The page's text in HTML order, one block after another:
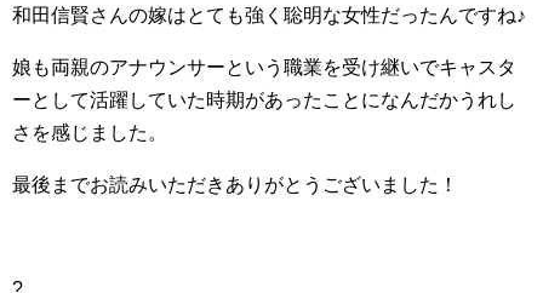
和田信賢さんの嫁はとても強く聡明な女性だったんですね♪
娘も両親のアナウンサーという職業を受け継いでキャスタ
ーとして活躍していた時期があったことになんだかうれし
さを感じました。
最後までお読みいただきありがとうございました！
?